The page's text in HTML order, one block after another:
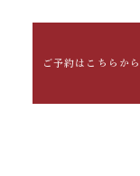
ご予約はこちらから